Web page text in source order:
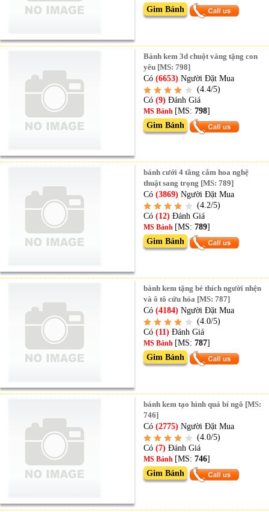
Gim Bánh
Bánh kem 3d chuột vàng tặng con
yêu [MS: 798]
Có(6653) Người Đặt Mua
(4.4/5)
Có (9)Đánh Giá
MS Bánh [MS:798]
Gim Bánh
bánh cưới 4 tầng cắm hoa nghệ
thuật sang trọng [MS: 789]
Có(3869) Người Đặt Mua
(4.2/5)
Có (12)Đánh Giá
MS Bánh [MS:789]
Gim Bánh
bánh kem tặng bé thích người nhện
và ô tô cứu hỏa [MS: 787]
Có(4184) Người Đặt Mua
(4.0/5)
Có (11)Đánh Giá
MS Bánh [MS:787]
Gim Bánh
bánh kem tạo hình quả bí ngô [MS:
746]
Có(2775) Người Đặt Mua
(4.0/5)
Có (7)Đánh Giá
MS Bánh [MS:746]
Gim Bánh